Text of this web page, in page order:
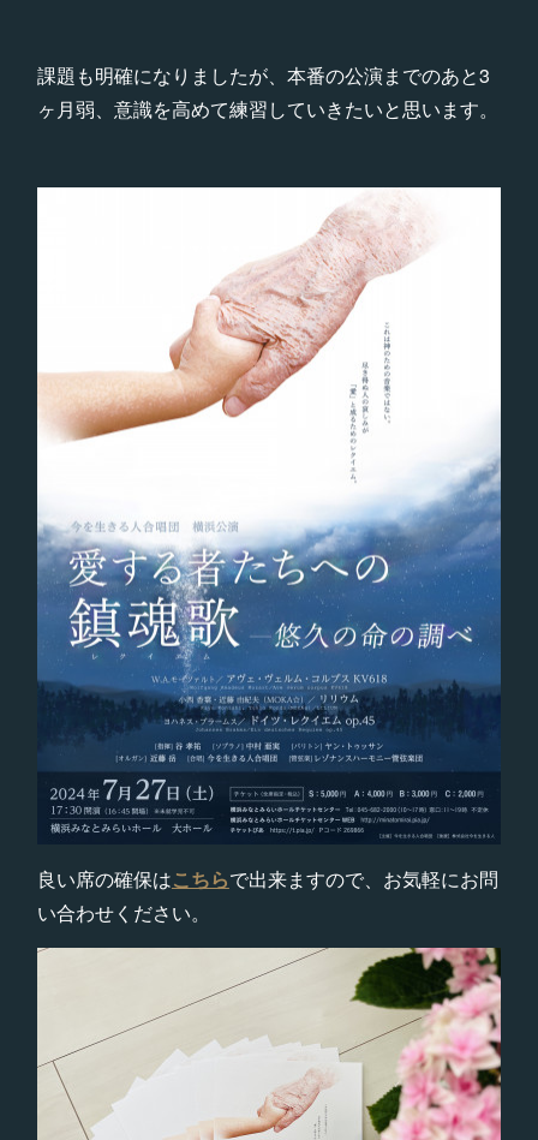
課題も明確になりましたが、本番の公演までのあと3
ヶ月弱、意識を高めて練習していきたいと思います。
良い席の確保はこちらで出来ますので、お気軽にお問
い合わせください。